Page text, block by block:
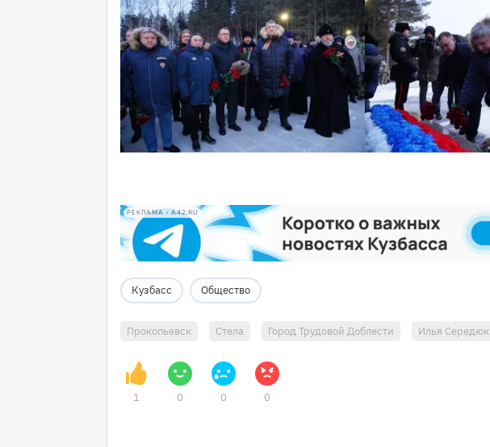
РЕКЛАМА • A42.RU
Кузбасс Общество
Прокопьевск Стела Город Трудовой Доблести Илья Середюк
1 0 0 0